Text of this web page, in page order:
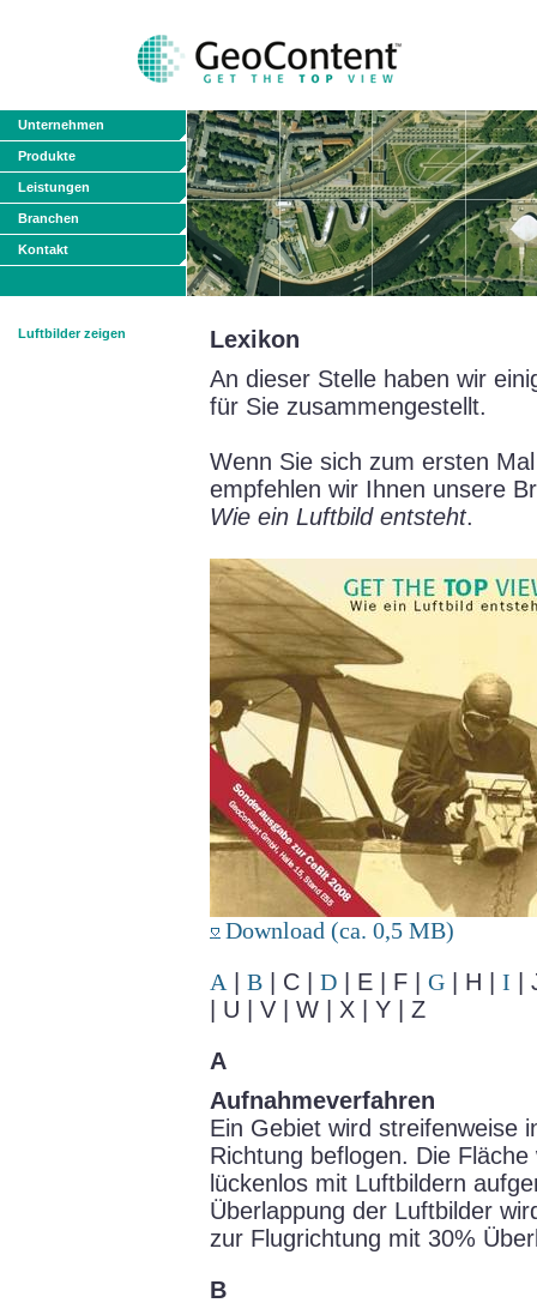
Unternehmen
Produkte
Leistungen
Branchen
Kontakt
Luftbilder zeigen
Lexikon
An dieser Stelle haben wir
für Sie zusammengestellt.
Wenn Sie sich zum ersten
empfehlen wir Ihnen unsere
Wie ein Luftbild entsteht.
Download (ca. 0,5 MB)
A
B | C | D | E | F | G | H | I |
| U | V | W | X | Y | Z
A
Aufnahmeverfahren
Ein Gebiet wird streifenweise
Richtung beflogen. Die
lückenlos mit Luftbildern
Überlappung der Luftbilder
zur Flugrichtung mit 30%
B